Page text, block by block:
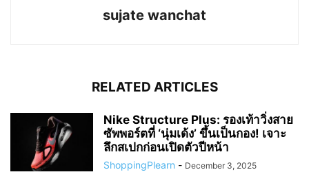
sujate wanchat
RELATED ARTICLES
Nike Structure Plus: รองเท้าวิ่งสาย
ซัพพอร์ตที่ ‘นุ่มเด้ง’ ขึ้นเป็นกอง! เจาะ
ลึกสเปกก่อนเปิดตัวปีหน้า
ShoppingPlearn - December 3, 2025